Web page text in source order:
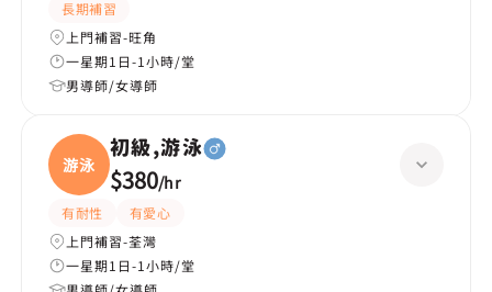
長期補習
上門補習-旺角
一星期1日-1小時/堂
男導師/女導師
游泳
初級,游泳
$380/hr
有耐性
有愛心
上門補習-荃灣
一星期1日-1小時/堂